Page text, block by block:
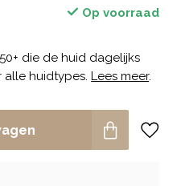
Op voorraad
die de huid dagelijks
alle huidtypes.Lees meer.